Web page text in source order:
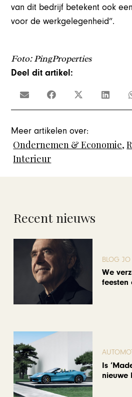
van dit bedrijf betekent ook
voor de werkgelegenheid”.
Foto: PingProperties
Deel dit artikel:
Meer artikelen over:
Ondernemen & Economie,
Interieur
Recent nieuws
BLOG JO
We
feesten
Is
nieuwe